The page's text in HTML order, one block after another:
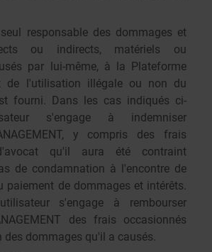
seul responsable des dommages et
ou indirects, matériels ou
par lui-même, à la Plateforme
de l'utilisation illégale ou non du
fourni. Dans les cas indiqués ci-
s'engage à indemniser
y compris des frais
qu'il aura été contraint
de condamnation à l'encontre de
paiement de dommages et intérêts.
s'engage à rembourser
des frais occasionnés
des dommages qu'il a causés.